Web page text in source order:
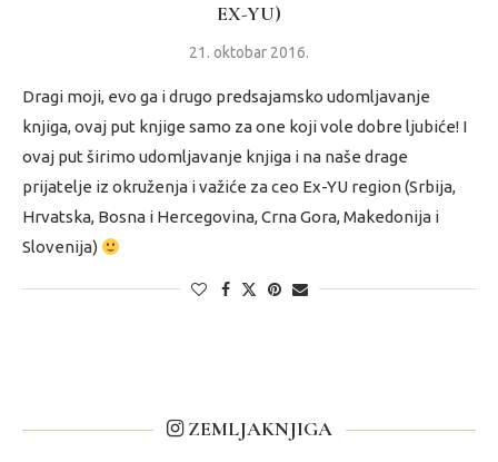
EX-YU)
21. oktobar 2016.
Dragi moji, evo ga i drugo predsajamsko udomljavanje
knjiga, ovaj put knjige samo za one koji vole dobre ljubiće! I
ovaj put širimo udomljavanje knjiga i na naše drage
prijatelje iz okruženja i važiće za ceo Ex-YU region (Srbija,
Hrvatska, Bosna i Hercegovina, Crna Gora, Makedonija i
Slovenija)
ZEMLJAKNJIGA